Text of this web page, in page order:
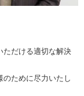
ただける適切な解決
ために尽力いたし